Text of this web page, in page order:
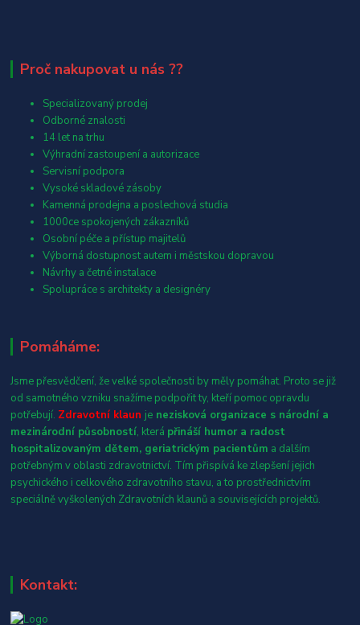
Proč nakupovat u nás ??
Specializovaný prodej
Odborné znalosti
14 let na trhu
Výhradní zastoupení a autorizace
Servisní podpora
Vysoké skladové zásoby
Kamenná prodejna a poslechová studia
1000ce spokojených zákazníků
Osobní péče a přístup majitelů
Výborná dostupnost autem i městskou dopravou
Návrhy a četné instalace
Spolupráce s architekty a designéry
Pomáháme:
Jsme přesvědčení, že velké společnosti by měly pomáhat. Proto se již
od samotného vzniku snažíme podpořit ty, kteří pomoc opravdu
potřebují. Zdravotní klaun je nezisková organizace s národní a
mezinárodní působností, která přináší humor a radost
hospitalizovaným dětem, geriatrickým pacientům a dalším
potřebným v oblasti zdravotnictví. Tím přispívá ke zlepšení jejich
psychického i celkového zdravotního stavu, a to prostřednictvím
speciálně vyškolených Zdravotních klaunů a souvisejících projektů.
Kontakt: